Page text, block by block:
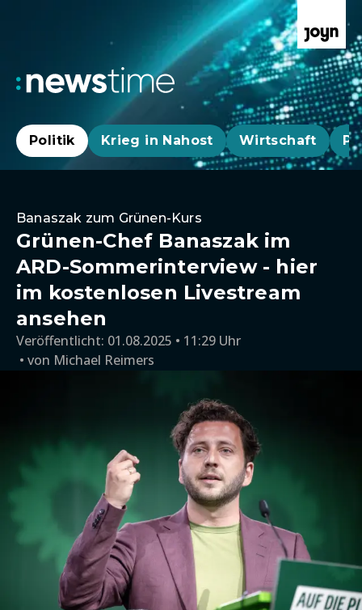
Politik Krieg in Nahost Wirtschaft
Banaszak zum Grünen-Kurs
Grünen-Chef Banaszak im
ARD-Sommerinterview - hier
im kostenlosen Livestream
ansehen
Veröffentlicht: 01.08.2025 • 11:29 Uhr
von Michael Reimers